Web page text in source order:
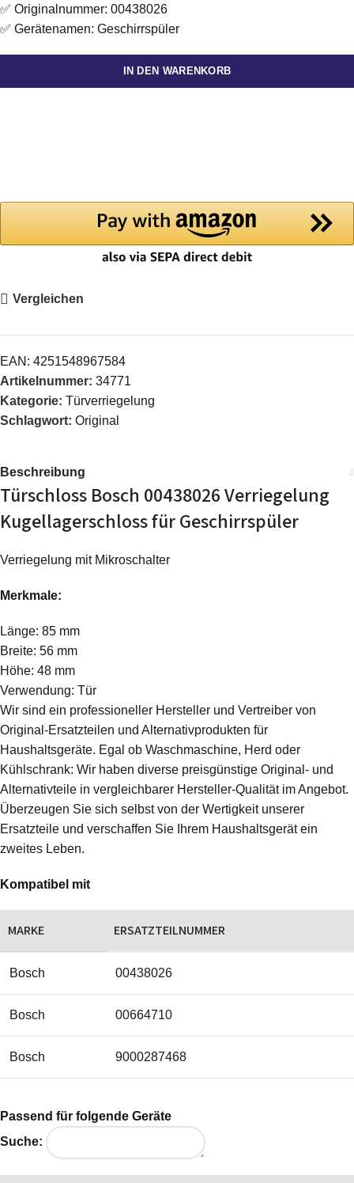
✅ Originalnummer: 00438026
✅ Gerätenamen: Geschirrspüler
IN DEN WARENKORB
Vergleichen
EAN: 4251548967584
Artikelnummer: 34771
Kategorie: Türverriegelung
Schlagwort: Original
Beschreibung
Türschloss Bosch 00438026 Verriegelung
Kugellagerschloss für Geschirrspüler
Verriegelung mit Mikroschalter
Merkmale:
Länge: 85 mm
Breite: 56 mm
Höhe: 48 mm
Verwendung: Tür
Wir sind ein professioneller Hersteller und Vertreiber von
Original-Ersatzteilen und Alternativprodukten für
Haushaltsgeräte. Egal ob Waschmaschine, Herd oder
Kühlschrank: Wir haben diverse preisgünstige Original- und
Alternativteile in vergleichbarer Hersteller-Qualität im Angebot.
Überzeugen Sie sich selbst von der Wertigkeit unserer
Ersatzteile und verschaffen Sie Ihrem Haushaltsgerät ein
zweites Leben.
Kompatibel mit
MARKE ERSATZTEILNUMMER
Bosch 00438026
Bosch 00664710
Bosch 9000287468
Passend für folgende Geräte
Suche: